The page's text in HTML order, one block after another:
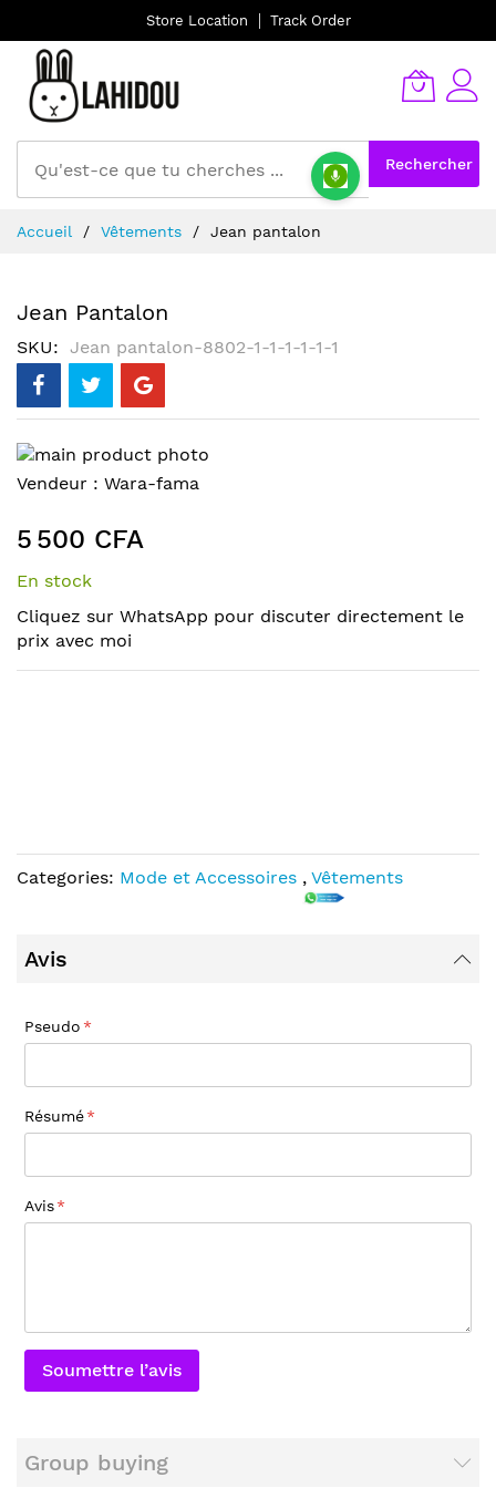
Store Location Track Order
Rechercher
au
Accueil Vêtements Jean pantalon
Jean Pantalon
SKU Jean pantalon-8802-1-1-1-1-1-1
Skip
to
end
of
the
gallery
Skip
the
beginning
of
images
gallery
Vendeur : Wara-fama
5 500 CFA
En stock
Cliquez sur WhatsApp pour discuter directement le
prix avec moi
Categories: Mode et Accessoires , Vêtements
Avis
Pseudo
Résumé
Avis
Soumettre l’avis
Group buying